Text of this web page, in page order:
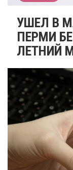
​УШЕЛ В
ПЕРМИ
ЛЕТНИЙ